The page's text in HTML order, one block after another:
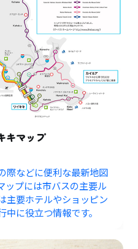
キマップ
際などに便利な最新地図
ップには市バスの主要ル
主要ホテルやショッピン
に役立つ情報です。